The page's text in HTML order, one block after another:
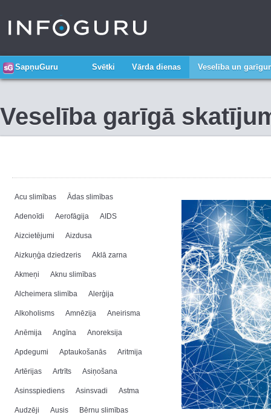
SapņuGuru Svētki Vārda dienas Veselība un
Veselība garīgā
Acu slimības Ādas slimības
Adenoīdi Aerofāgija AIDS
Aizcietējumi Aizdusa
Aizkuņģa dziedzeris Aklā zarna
Akmeņi Aknu slimības
Alcheimera slimība Alerģija
Alkoholisms Amnēzija Aneirisma
Anēmija Angīna Anoreksija
Apdegumi Aptaukošanās Aritmija
Artērijas Artrīts Asiņošana
Asinsspiediens Asinsvadi Astma
Audzēji Ausis Bērnu slimības